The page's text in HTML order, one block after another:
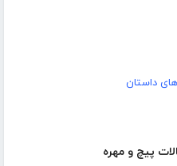
داستان
پیچ و مهره